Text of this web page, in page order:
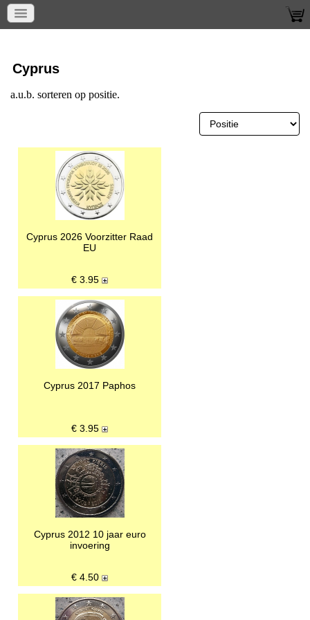
Home
Cyprus
a.u.b. sorteren op positie.
Cyprus 2026 Voorzitter Raad
EU
€ 3.95
Cyprus 2017 Paphos
€ 3.95
Cyprus 2012 10 jaar euro
invoering
€ 4.50